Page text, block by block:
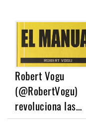
Robert Vogu
(@RobertVogu)
revoluciona las…